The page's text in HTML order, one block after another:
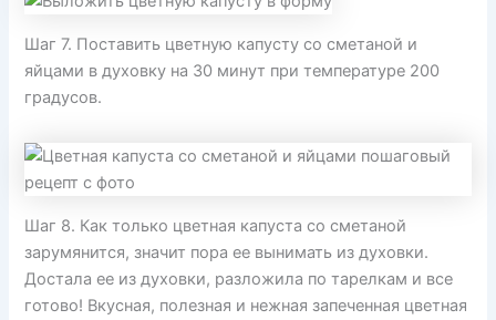
Шаг 7. Поставить цветную капусту со сметаной и
яйцами в духовку на 30 минут при температуре 200
градусов.
Шаг 8. Как только цветная капуста со сметаной
зарумянится, значит пора ее вынимать из духовки.
Достала ее из духовки, разложила по тарелкам и все
готово! Вкусная, полезная и нежная запеченная цветная